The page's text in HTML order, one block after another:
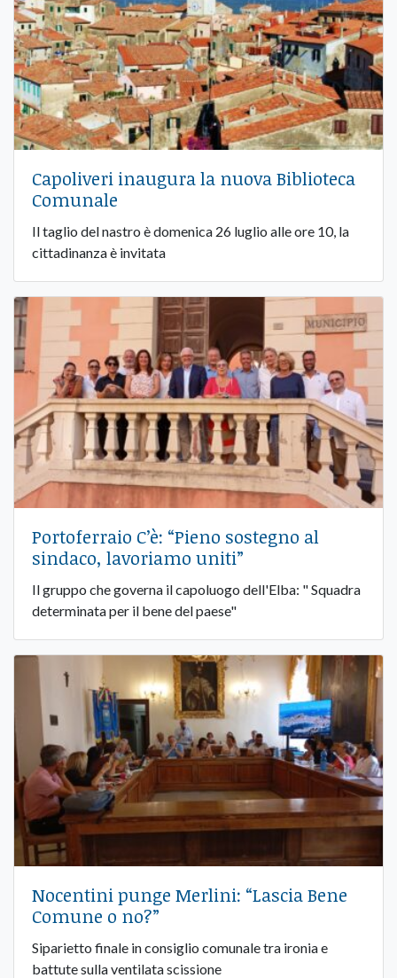
Capoliveri inaugura la nuova Biblioteca
Comunale
Il taglio del nastro è domenica 26 luglio alle ore 10, la
cittadinanza è invitata
Portoferraio C’è: “Pieno sostegno al
sindaco, lavoriamo uniti”
Il gruppo che governa il capoluogo dell'Elba: " Squadra
determinata per il bene del paese"
Nocentini punge Merlini: “Lascia Bene
Comune o no?”
Siparietto finale in consiglio comunale tra ironia e
battute sulla ventilata scissione